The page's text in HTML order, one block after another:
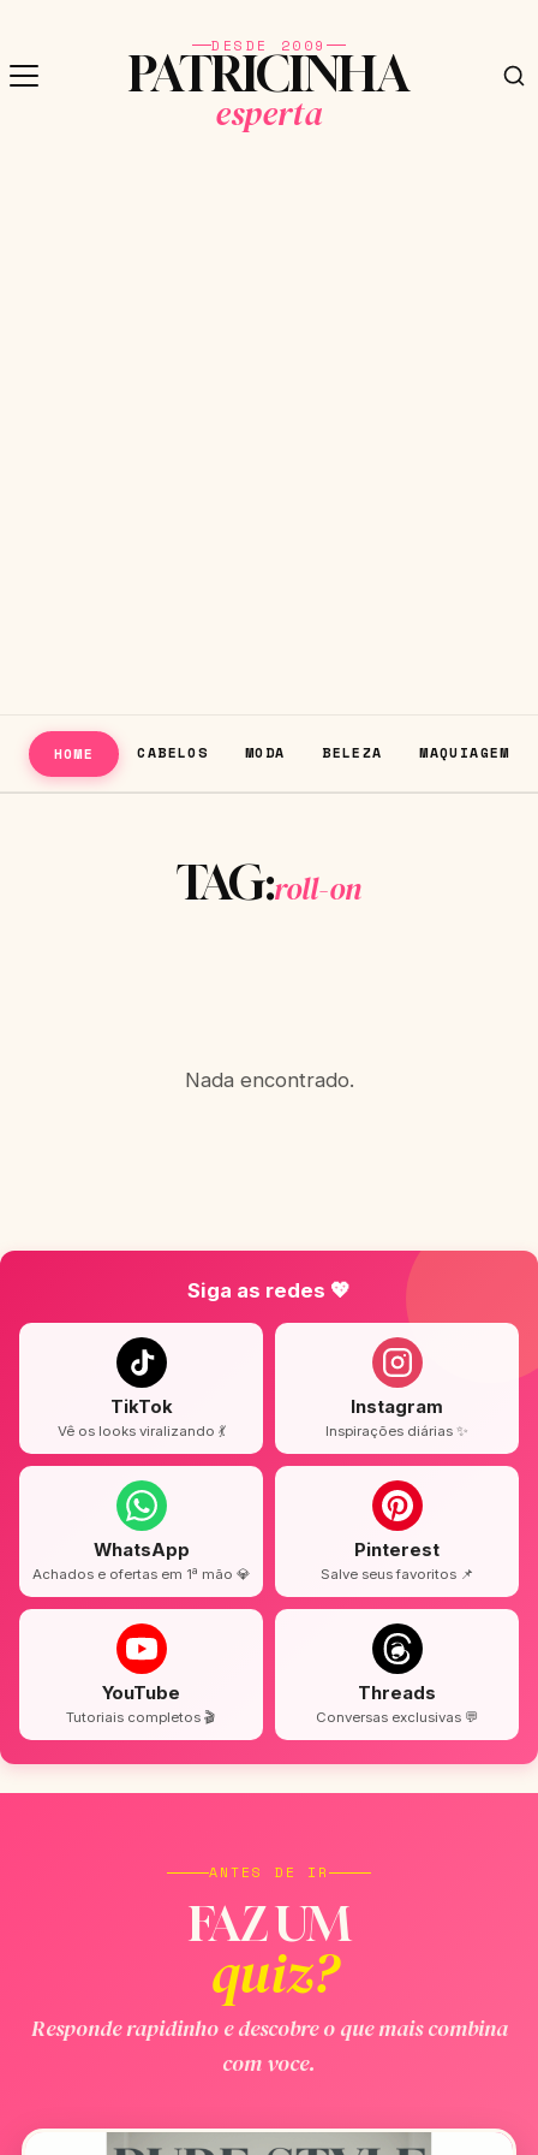
DESDE 2009
PATRICINHA
esperta
HOME CABELOS MODA BELEZA MAQUIAGEM
TAG:roll-on
Nada encontrado.
Siga as redes 💖
TikTok
Vê os looks viralizando 💃
Instagram
Inspirações diárias ✨
WhatsApp
Achados e ofertas em 1ª mão 💎
Pinterest
Salve seus favoritos 📌
YouTube
Tutoriais completos 🎬
Threads
Conversas exclusivas 💬
ANTES DE IR
FAZ UM
quiz?
Responde rapidinho e descobre o que mais combina
com voce.